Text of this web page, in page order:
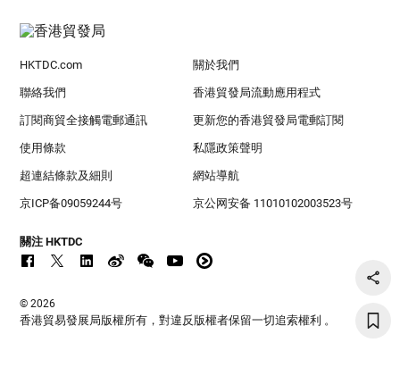
HKTDC.com 關於我們
聯絡我們 香港貿發局流動應用程式
訂閱商貿全接觸電郵通訊 更新您的香港貿發局電郵訂閱
使用條款 私隱政策聲明
超連結條款及細則 網站導航
京ICP备09059244号 京公网安备 11010102003523号
關注 HKTDC
© 2026
香港貿易發展局版權所有，對違反版權者保留一切追索權利 。